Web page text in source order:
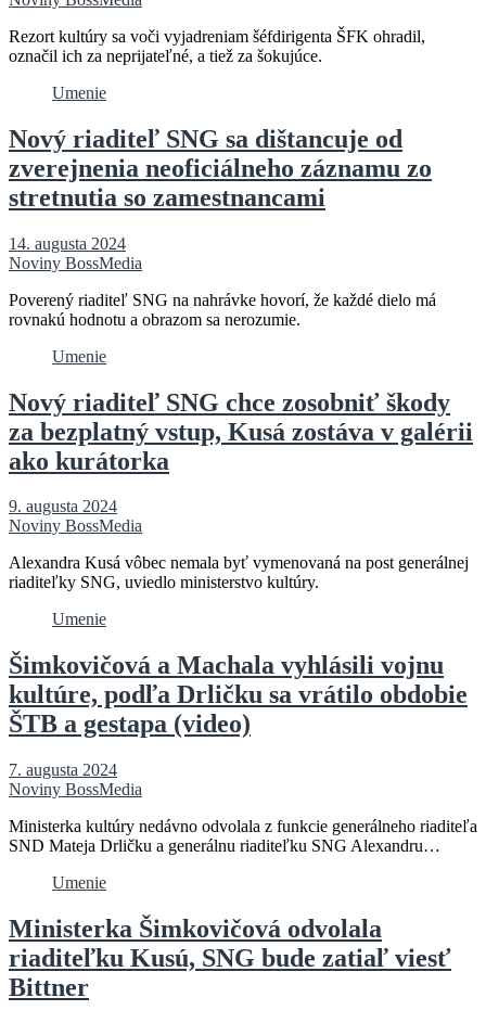
Rezort kultúry sa voči vyjadreniam šéfdirigenta ŠFK ohradil,
označil ich za neprijateľné, a tiež za šokujúce.
Umenie
Nový riaditeľ SNG sa dištancuje od
zverejnenia neoficiálneho záznamu zo
stretnutia so zamestnancami
14. augusta 2024
Noviny BossMedia
Poverený riaditeľ SNG na nahrávke hovorí, že každé dielo má
rovnakú hodnotu a obrazom sa nerozumie.
Umenie
Nový riaditeľ SNG chce zosobniť škody
za bezplatný vstup, Kusá zostáva v galérii
ako kurátorka
9. augusta 2024
Noviny BossMedia
Alexandra Kusá vôbec nemala byť vymenovaná na post generálnej
riaditeľky SNG, uviedlo ministerstvo kultúry.
Umenie
Šimkovičová a Machala vyhlásili vojnu
kultúre, podľa Drličku sa vrátilo obdobie
ŠTB a gestapa (video)
7. augusta 2024
Noviny BossMedia
Ministerka kultúry nedávno odvolala z funkcie generálneho riaditeľa
SND Mateja Drličku a generálnu riaditeľku SNG Alexandru…
Umenie
Ministerka Šimkovičová odvolala
riaditeľku Kusú, SNG bude zatiaľ viesť
Bittner